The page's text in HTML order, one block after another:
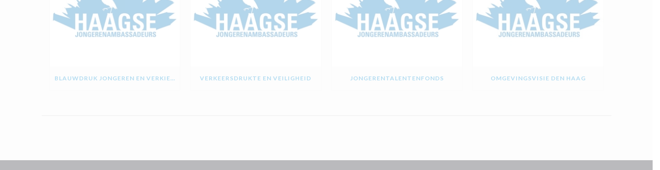
BLAUWDRUK JONGEREN EN VERKIEZINGEN VERKEERSDRUKTE EN VEILIGHEID JONGERENTALENTENFONDS OMGEVINGSVISIE DEN HAAG